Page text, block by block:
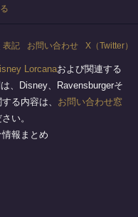
表記 お問い合わせ X（Twitter）
Lorcanaおよび関連する
、Disney、Ravensburgerそ
る内容は、
お問い合わせ窓
い。
報まとめ